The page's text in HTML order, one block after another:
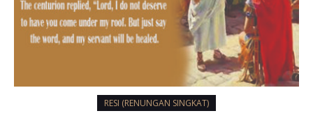
RESI (RENUNGAN SINGKAT)